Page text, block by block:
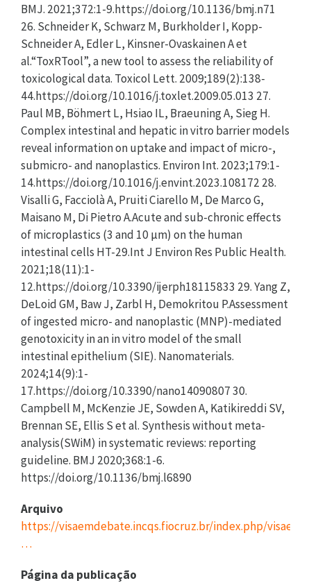
BMJ. 2021;372:1-9.https://doi.org/10.1136/bmj.n71
26. Schneider K, Schwarz M, Burkholder I, Kopp-
Schneider A, Edler L, Kinsner-Ovaskainen A et
al.“ToxRTool”, a new tool to assess the reliability of
toxicological data. Toxicol Lett. 2009;189(2):138-
44.https://doi.org/10.1016/j.toxlet.2009.05.013 27.
Paul MB, Böhmert L, Hsiao IL, Braeuning A, Sieg H.
Complex intestinal and hepatic in vitro barrier models
reveal information on uptake and impact of micro-,
submicro- and nanoplastics. Environ Int. 2023;179:1-
14.https://doi.org/10.1016/j.envint.2023.108172 28.
Visalli G, Facciolà A, Pruiti Ciarello M, De Marco G,
Maisano M, Di Pietro A.Acute and sub-chronic effects
of microplastics (3 and 10 μm) on the human
intestinal cells HT-29.Int J Environ Res Public Health.
2021;18(11):1-
12.https://doi.org/10.3390/ijerph18115833 29. Yang Z,
DeLoid GM, Baw J, Zarbl H, Demokritou P.Assessment
of ingested micro- and nanoplastic (MNP)-mediated
genotoxicity in an in vitro model of the small
intestinal epithelium (SIE). Nanomaterials.
2024;14(9):1-
17.https://doi.org/10.3390/nano14090807 30.
Campbell M, McKenzie JE, Sowden A, Katikireddi SV,
Brennan SE, Ellis S et al. Synthesis without meta-
analysis(SWiM) in systematic reviews: reporting
guideline. BMJ 2020;368:1-6.
https://doi.org/10.1136/bmj.l6890
Arquivo
https://visaemdebate.incqs.fiocruz.br/index.php/
…
Página da publicação